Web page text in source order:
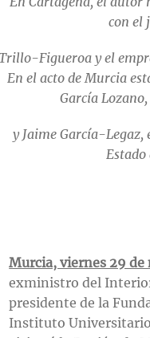
con el
Figueroa y el
En el acto de Murcia
García
y Jaime García-Legaz,
Estado
Murcia, viernes 29 de
exministro del
presidente de la
Instituto Universitario